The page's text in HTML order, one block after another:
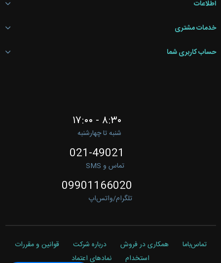
اطلاعات
خدمات مشتری
حساب کاربری شما
۸:۳۰ - ۱۷:۰۰
شنبه تا چهارشنبه
021-49021
تماس و SMS
09901166020
تلگرام/واتس‌اپ
تماس‌باما همکاری در فروش درباره شرکت
قوانین و مقررات
استخدام
نمادهای اعتماد